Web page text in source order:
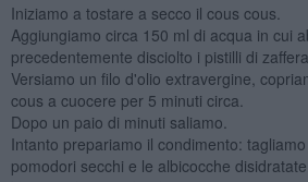
Iniziamo a tostare a secco il cous cous.
Aggiungiamo circa 150 ml di acqua in cui
precedentemente disciolto i pistilli di
Versiamo un filo d'olio extravergine,
cous a cuocere per 5 minuti circa.
Dopo un paio di minuti saliamo.
Intanto prepariamo il condimento:
pomodori secchi e le albicocche disidratate.